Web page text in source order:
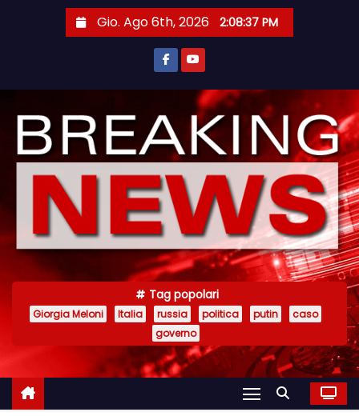
t
Gio. Ago 6th, 2026 2:08:37 PM
Tag popolari
Giorgia Meloni Italia russia politica putin
caso
governo